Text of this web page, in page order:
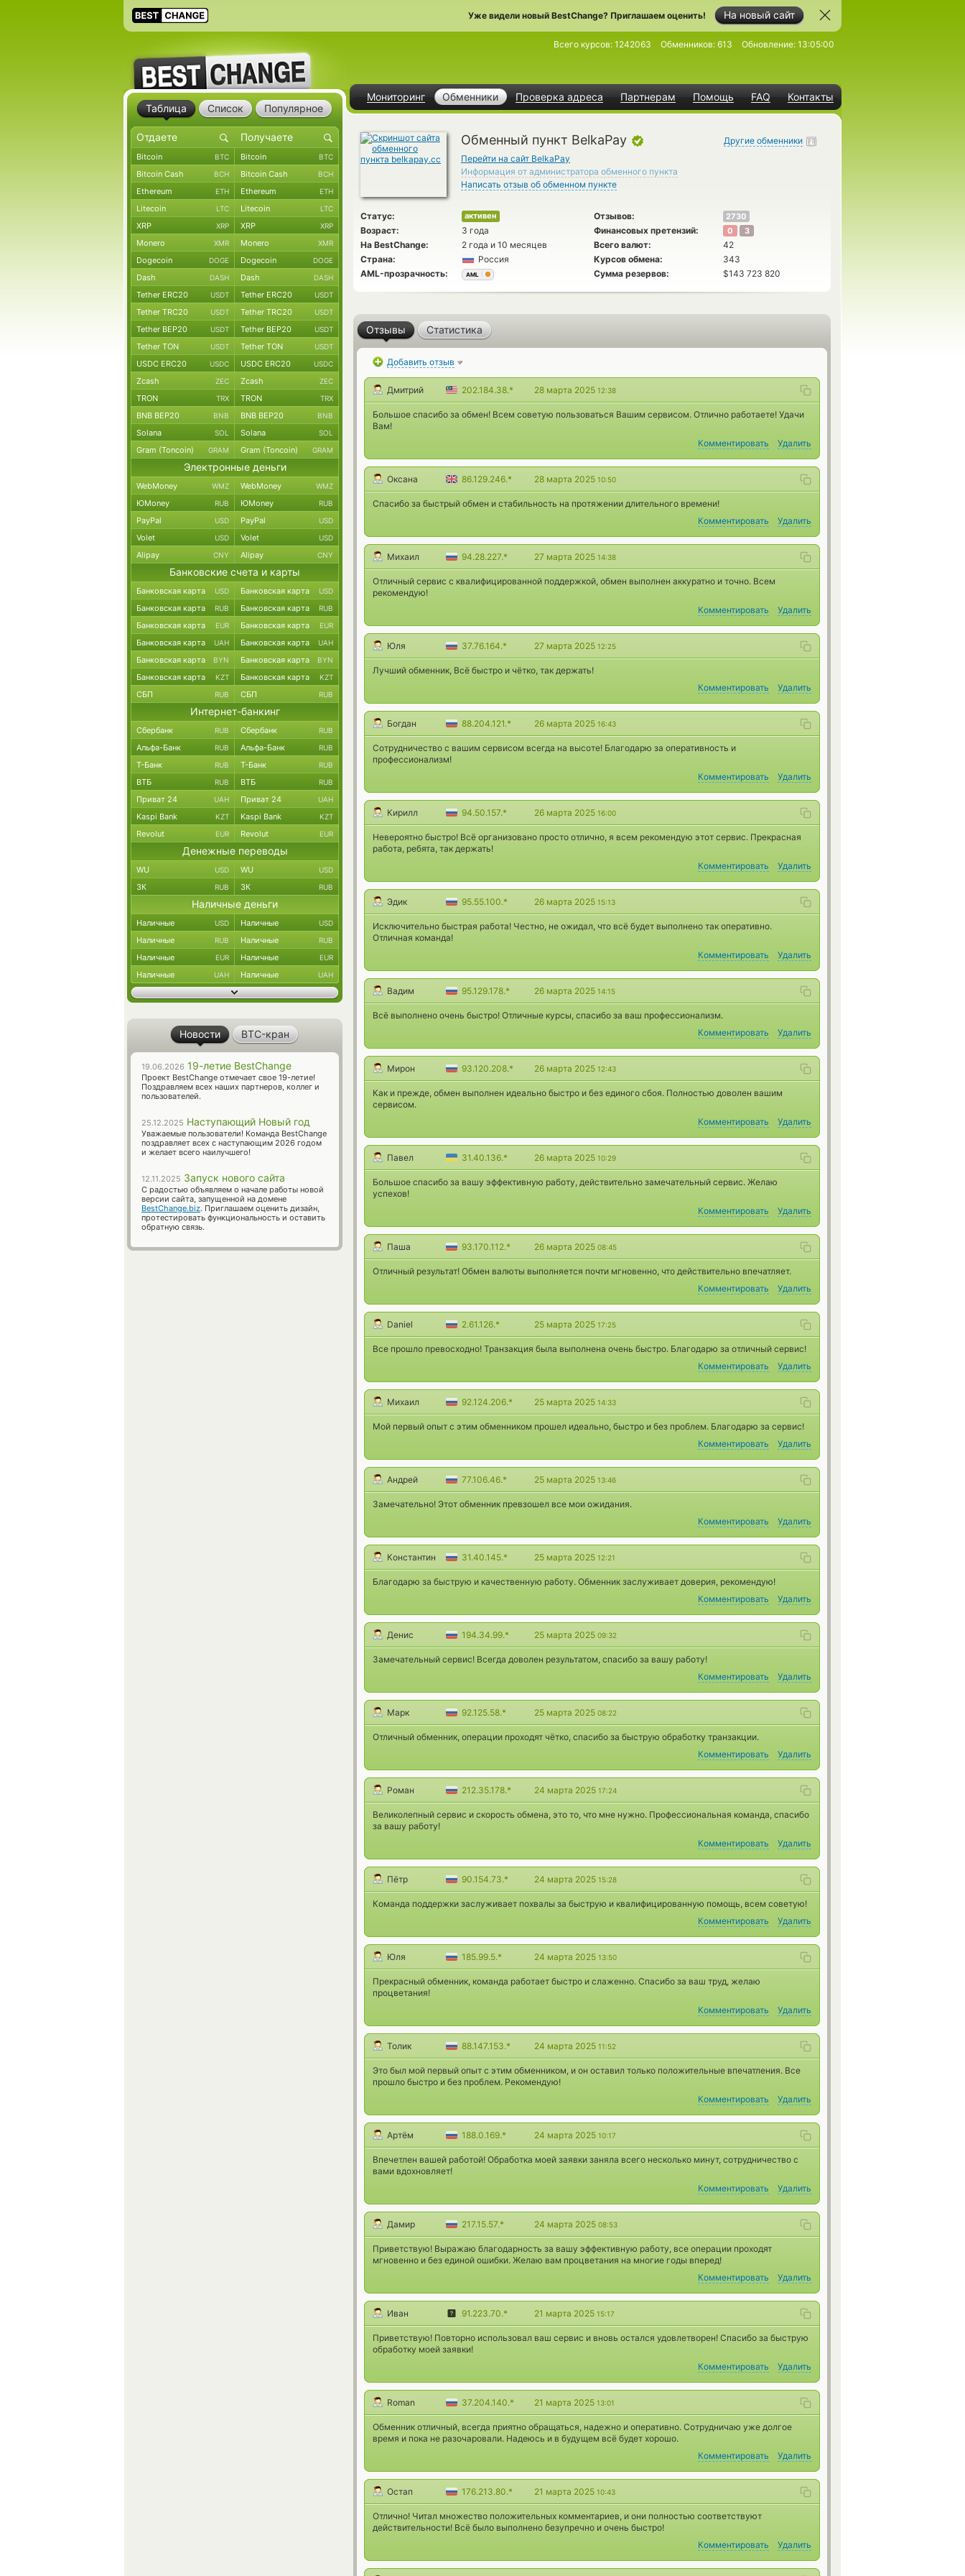
На новый сайт
Уже видели новый BestChange? Приглашаем оценить!
Мониторинг Обменники Проверка адреса Партнерам Помощь FAQ Контакты
Всего курсов: 1242063 Обменников: 613 Обновление: 13:05:00
Обменный пункт BelkaPay
Перейти на сайт BelkaPay
Информация от администратора обменного пункта
Написать отзыв об обменном пункте
Другие обменники
Статус: активен Отзывов: 2730
Возраст: 3 года Финансовых претензий: 0 3
На BestChange: 2 года и 10 месяцев Всего валют:
42
Страна:
Россия Курсов обмена:
343
AML-прозрачность:
AML Сумма резервов: $143 723 820
Отзывы Статистика
Добавить отзыв
Дмитрий 202.184.38.* 28 марта 2025 12:38
Большое спасибо за обмен! Всем советую пользоваться Вашим сервисом. Отлично работаете! Удачи
Вам!
Комментировать
Удалить
Оксана 86.129.246.* 28 марта 2025 10:50
Спасибо за быстрый обмен и стабильность на протяжении длительного времени!
Комментировать
Удалить
Михаил 94.28.227.* 27 марта 2025 14:38
Отличный сервис с квалифицированной поддержкой, обмен выполнен аккуратно и точно. Всем
рекомендую!
Комментировать
Удалить
Юля 37.76.164.* 27 марта 2025 12:25
Лучший обменник, Всё быстро и чётко, так держать!
Комментировать
Удалить
Богдан 88.204.121.* 26 марта 2025 16:43
Сотрудничество с вашим сервисом всегда на высоте! Благодарю за оперативность и
профессионализм!
Комментировать
Удалить
Кирилл 94.50.157.* 26 марта 2025 16:00
Невероятно быстро! Всё организовано просто отлично, я всем рекомендую этот сервис. Прекрасная
работа, ребята, так держать!
Комментировать
Удалить
Эдик 95.55.100.* 26 марта 2025 15:13
Исключительно быстрая работа! Честно, не ожидал, что всё будет выполнено так оперативно.
Отличная команда!
Комментировать
Удалить
Вадим 95.129.178.* 26 марта 2025 14:15
Всё выполнено очень быстро! Отличные курсы, спасибо за ваш профессионализм.
Комментировать
Удалить
Мирон 93.120.208.* 26 марта 2025 12:43
Как и прежде, обмен выполнен идеально быстро и без единого сбоя. Полностью доволен вашим
сервисом.
Комментировать
Удалить
Павел 31.40.136.* 26 марта 2025 10:29
Большое спасибо за вашу эффективную работу, действительно замечательный сервис. Желаю
успехов!
Комментировать
Удалить
Паша 93.170.112.* 26 марта 2025 08:45
Отличный результат! Обмен валюты выполняется почти мгновенно, что действительно впечатляет.
Комментировать
Удалить
Daniel 2.61.126.* 25 марта 2025 17:25
Все прошло превосходно! Транзакция была выполнена очень быстро. Благодарю за отличный сервис!
Комментировать
Удалить
Михаил 92.124.206.* 25 марта 2025 14:33
Мой первый опыт с этим обменником прошел идеально, быстро и без проблем. Благодарю за сервис!
Комментировать
Удалить
Андрей 77.106.46.* 25 марта 2025 13:46
Замечательно! Этот обменник превзошел все мои ожидания.
Комментировать
Удалить
Константин 31.40.145.* 25 марта 2025 12:21
Благодарю за быструю и качественную работу. Обменник заслуживает доверия, рекомендую!
Комментировать
Удалить
Денис 194.34.99.* 25 марта 2025 09:32
Замечательный сервис! Всегда доволен результатом, спасибо за вашу работу!
Комментировать
Удалить
Марк 92.125.58.* 25 марта 2025 08:22
Отличный обменник, операции проходят чётко, спасибо за быструю обработку транзакции.
Комментировать
Удалить
Роман 212.35.178.* 24 марта 2025 17:24
Великолепный сервис и скорость обмена, это то, что мне нужно. Профессиональная команда, спасибо
за вашу работу!
Комментировать
Удалить
Пётр 90.154.73.* 24 марта 2025 15:28
Команда поддержки заслуживает похвалы за быструю и квалифицированную помощь, всем советую!
Комментировать
Удалить
Юля 185.99.5.* 24 марта 2025 13:50
Прекрасный обменник, команда работает быстро и слаженно. Спасибо за ваш труд, желаю
процветания!
Комментировать
Удалить
Толик 88.147.153.* 24 марта 2025 11:52
Это был мой первый опыт с этим обменником, и он оставил только положительные впечатления. Все
прошло быстро и без проблем. Рекомендую!
Комментировать
Удалить
Артём 188.0.169.* 24 марта 2025 10:17
Впечетлен вашей работой! Обработка моей заявки заняла всего несколько минут, сотрудничество с
вами вдохновляет!
Комментировать
Удалить
Дамир 217.15.57.* 24 марта 2025 08:53
Приветствую! Выражаю благодарность за вашу эффективную работу, все операции проходят
мгновенно и без единой ошибки. Желаю вам процветания на многие годы вперед!
Комментировать
Удалить
Иван 91.223.70.* 21 марта 2025 15:17
Приветствую! Повторно использовал ваш сервис и вновь остался удовлетворен! Спасибо за быструю
обработку моей заявки!
Комментировать
Удалить
Roman 37.204.140.* 21 марта 2025 13:01
Обменник отличный, всегда приятно обращаться, надежно и оперативно. Сотрудничаю уже долгое
время и пока не разочаровали. Надеюсь и в будущем всё будет хорошо.
Комментировать
Удалить
Остап 176.213.80.* 21 марта 2025 10:43
Отлично! Читал множество положительных комментариев, и они полностью соответствуют
действительности! Всё было выполнено безупречно и очень быстро!
Комментировать
Удалить
Таблица Список Популярное
Bitcoin BTC Bitcoin BTC
Bitcoin Cash BCH Bitcoin Cash BCH
Ethereum ETH Ethereum ETH
Litecoin LTC Litecoin LTC
XRP XRP XRP XRP
Monero XMR Monero XMR
Dogecoin DOGE Dogecoin DOGE
Dash DASH Dash DASH
Tether ERC20 USDT Tether ERC20 USDT
Tether TRC20 USDT Tether TRC20 USDT
Tether BEP20 USDT Tether BEP20 USDT
Tether TON USDT Tether TON USDT
USDC ERC20 USDC USDC ERC20 USDC
Zcash ZEC Zcash ZEC
TRON TRX TRON TRX
BNB BEP20 BNB BNB BEP20 BNB
Solana SOL Solana SOL
Gram (Toncoin) GRAM Gram (Toncoin) GRAM
Электронные деньги
WebMoney WMZ WebMoney WMZ
ЮMoney RUB ЮMoney RUB
PayPal USD PayPal USD
Volet USD Volet USD
Alipay CNY Alipay CNY
Банковские счета и карты
Банковская карта USD Банковская карта USD
Банковская карта RUB Банковская карта RUB
Банковская карта EUR Банковская карта EUR
Банковская карта UAH Банковская карта UAH
Банковская карта BYN Банковская карта BYN
Банковская карта KZT Банковская карта KZT
СБП RUB СБП RUB
Интернет-банкинг
Сбербанк RUB Сбербанк RUB
Альфа-Банк RUB Альфа-Банк RUB
Т-Банк RUB Т-Банк RUB
ВТБ RUB ВТБ RUB
Приват 24 UAH Приват 24 UAH
Kaspi Bank KZT Kaspi Bank KZT
Revolut EUR Revolut EUR
Денежные переводы
WU USD WU USD
ЗК RUB ЗК RUB
Наличные деньги
Наличные USD Наличные USD
Наличные RUB Наличные RUB
Наличные EUR Наличные EUR
Наличные UAH Наличные UAH
Новости BTC-кран
19.06.2026 19-летие BestChange
Проект BestChange отмечает свое 19-летие!
Поздравляем всех наших партнеров, коллег и
пользователей.
25.12.2025 Наступающий Новый год
Уважаемые пользователи! Команда BestChange
поздравляет всех с наступающим 2026 годом
и желает всего наилучшего!
12.11.2025 Запуск нового сайта
С радостью объявляем о начале работы новой
версии сайта, запущенной на домене
BestChange.biz. Приглашаем оценить дизайн,
протестировать функциональность и оставить
обратную связь.